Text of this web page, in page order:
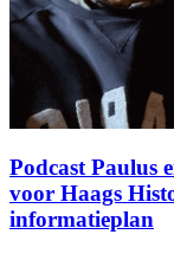
Podcast Paulus
voor Haags
informatieplan